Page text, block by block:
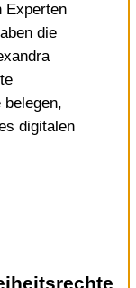
Experten
die
belegen,
digitalen